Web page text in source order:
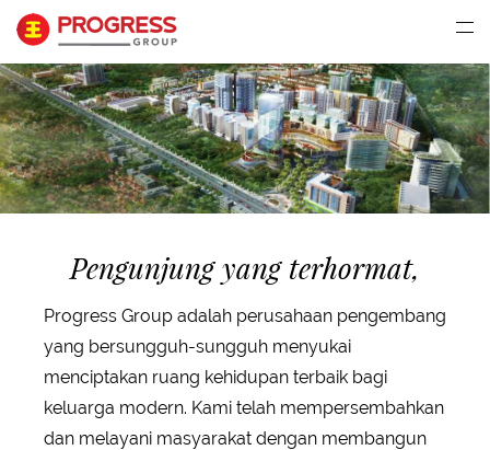
Pengunjung yang terhormat,
Progress Group adalah perusahaan pengembang
yang bersungguh-sungguh menyukai
menciptakan ruang kehidupan terbaik bagi
keluarga modern. Kami telah mempersembahkan
dan melayani masyarakat dengan membangun